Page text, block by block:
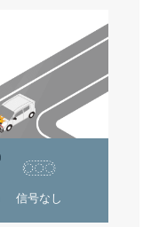
信号なし